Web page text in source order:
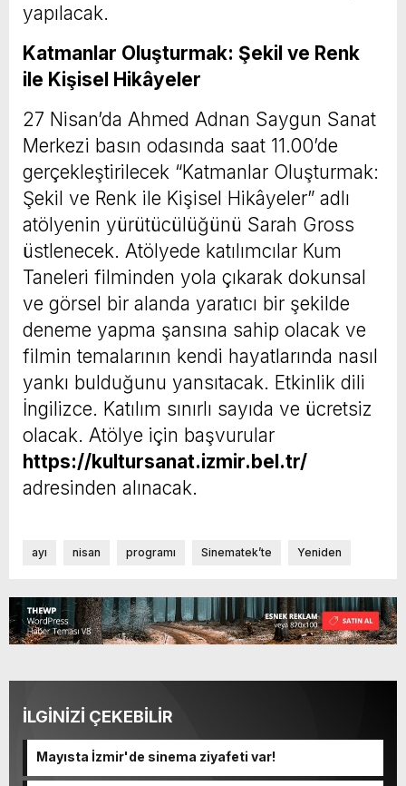
yapılacak.
Katmanlar Oluşturmak: Şekil ve Renk
ile Kişisel Hikâyeler
27 Nisan’da Ahmed Adnan Saygun Sanat
Merkezi basın odasında saat 11.00’de
gerçekleştirilecek “Katmanlar Oluşturmak:
Şekil ve Renk ile Kişisel Hikâyeler” adlı
atölyenin yürütücülüğünü Sarah Gross
üstlenecek. Atölyede katılımcılar Kum
Taneleri filminden yola çıkarak dokunsal
ve görsel bir alanda yaratıcı bir şekilde
deneme yapma şansına sahip olacak ve
filmin temalarının kendi hayatlarında nasıl
yankı bulduğunu yansıtacak. Etkinlik dili
İngilizce. Katılım sınırlı sayıda ve ücretsiz
olacak. Atölye için başvurular
https://kultursanat.izmir.bel.tr/
adresinden alınacak.
ayı nisan programı Sinematek’te Yeniden
İLGİNİZİ ÇEKEBİLİR
Mayısta İzmir'de sinema ziyafeti var!